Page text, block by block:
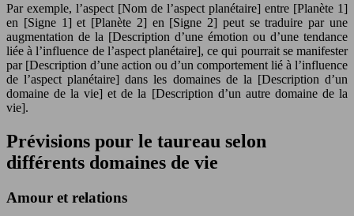
Par exemple, l’aspect [Nom de l’aspect planétaire] entre [Planète 1]
en [Signe 1] et [Planète 2] en [Signe 2] peut se traduire par une
augmentation de la [Description d’une émotion ou d’une tendance
liée à l’influence de l’aspect planétaire], ce qui pourrait se manifester
par [Description d’une action ou d’un comportement lié à l’influence
de l’aspect planétaire] dans les domaines de la [Description d’un
domaine de la vie] et de la [Description d’un autre domaine de la
vie].
Prévisions pour le taureau selon
différents domaines de vie
Amour et relations